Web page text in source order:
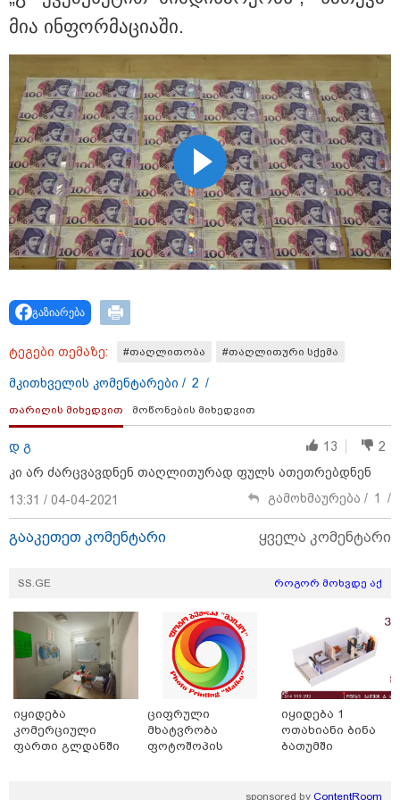
ლარიდან
თბილისი - ჰერაკლიონი 1698.80
ლარიდან
თბილისი - ბუდაპეშტი 1421.00
თბილისი - რომი 1764.80 ლარიდან
მნიშვნელოვანი ინფორმაცია
მია ინ­ფორ­მა­ცი­ა­ში.
გაზიარება
ტეგები თემაზე: #თაღლითობა #თაღლითური სქემა
მკითხველის კომენტარები / 2 /
თარიღის მიხედვით მოწონების მიხედვით
დ გ 13
2
კი არ ძარცვავდნენ თაღლითურად ფულს ათეთრებდნენ
13:31 / 04-04-2021
გამოხმაურება / 1 /
გააკეთეთ კომენტარი ყველა კომენტარი
SS.GE როგორ მოხვდე აქ
იყიდება
კომერციული
ფართი გლდანში
ციფრული
მხატვრობა
ფოტოშოპის
იყიდება 1
ოთახიანი ბინა
ბათუმში
sponsored by ContentRoom